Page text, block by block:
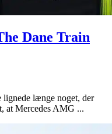
Dane Train
længe noget, der
at Mercedes AMG ...